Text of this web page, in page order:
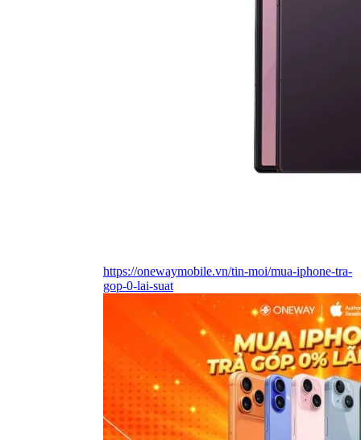
https://onewaymobile.vn/tin-moi/mua-iphone-tra-
gop-0-lai-suat